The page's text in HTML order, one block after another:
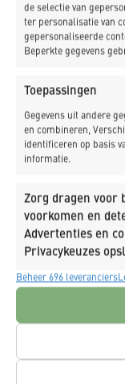
de selectie van
ter personalisatie van
gepersonaliseerde
Beperkte gegevens
Toepassingen
Gegevens uit andere
en combineren,
identificeren op basis
informatie.
Zorg dragen voor
voorkomen en
Advertenties en
Privacykeuzes
Beheer 696 leveranciers
Architect
Groot Partners
Opleverdatum
Status
Gerealiseerd
Locatie
Alkmaar
Renovatie met
De
interne sloop,
zijn binnenkozijnen
en is een nieuwe